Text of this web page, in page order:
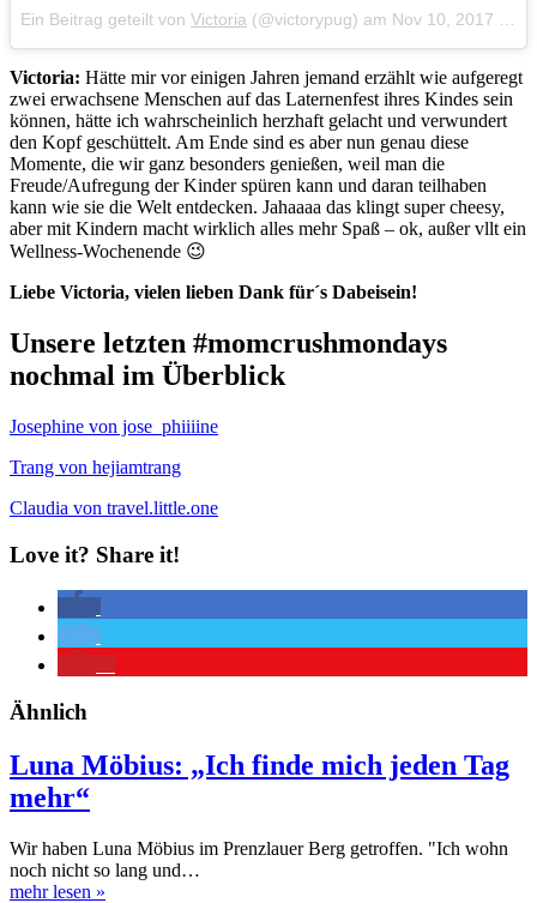
Ein Beitrag geteilt von Victoria (@victorypug) am Nov 10, 2017 um 10:25 PST
Victoria: Hätte mir vor einigen Jahren jemand erzählt wie aufgeregt
zwei erwachsene Menschen auf das Laternenfest ihres Kindes sein
können, hätte ich wahrscheinlich herzhaft gelacht und verwundert
den Kopf geschüttelt. Am Ende sind es aber nun genau diese
Momente, die wir ganz besonders genießen, weil man die
Freude/Aufregung der Kinder spüren kann und daran teilhaben
kann wie sie die Welt entdecken. Jahaaaa das klingt super cheesy,
aber mit Kindern macht wirklich alles mehr Spaß – ok, außer vllt ein
Wellness-Wochenende 😉
Liebe Victoria, vielen lieben Dank für´s Dabeisein!
Unsere letzten #momcrushmondays
nochmal im Überblick
Josephine von jose_phiiiine
Trang von hejiamtrang
Claudia von travel.little.one
Love it? Share it!
Ähnlich
Luna Möbius: „Ich finde mich jeden Tag
mehr“
Wir haben Luna Möbius im Prenzlauer Berg getroffen. "Ich wohn
noch nicht so lang und…
mehr lesen »